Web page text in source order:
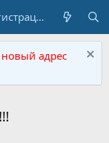
Регистрация
адрес